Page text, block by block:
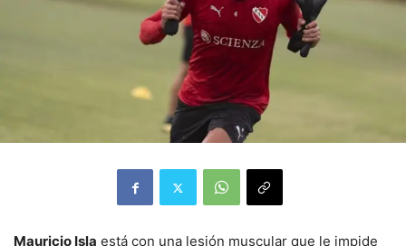
Mauricio Isla está con una lesión muscular que le impide